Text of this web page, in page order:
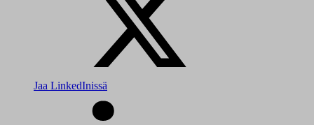
Jaa LinkedInissä